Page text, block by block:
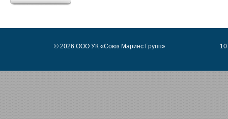
© 2026 ООО УК «Союз Маринс Групп»